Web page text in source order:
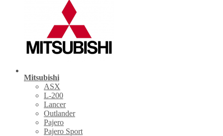
Mitsubishi
ASX
L-200
Lancer
Outlander
Pajero
Pajero Sport